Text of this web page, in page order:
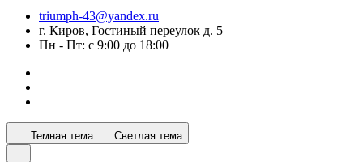
triumph-43@yandex.ru
г. Киров, Гостиный переулок д. 5
Пн - Пт: с 9:00 до 18:00
Темная тема Светлая тема